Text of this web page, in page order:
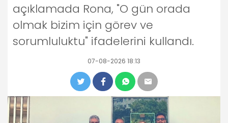
açıklamada Rona, "O gün orada
olmak bizim için görev ve
sorumluluktu" ifadelerini kullandı.
07-08-2026 18:13